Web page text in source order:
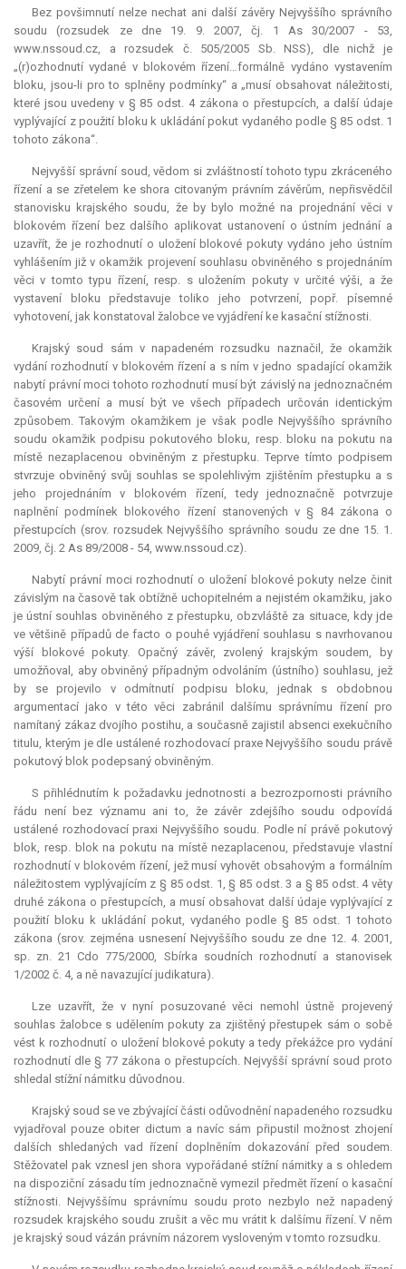
Bez povšimnutí nelze nechat ani další závěry Nejvyššího správního
soudu (rozsudek ze dne 19. 9. 2007, čj. 1 As 30/2007 - 53,
www.nssoud.cz, a rozsudek č. 505/2005 Sb. NSS), dle nichž je
„(r)ozhodnutí vydané v blokovém řízení…formálně vydáno vystavením
bloku, jsou-li pro to splněny podmínky“ a „musí obsahovat náležitosti,
které jsou uvedeny v § 85 odst. 4 zákona o přestupcích, a další údaje
vyplývající z použití bloku k ukládání pokut vydaného podle § 85 odst. 1
tohoto zákona“.
Nejvyšší správní soud, vědom si zvláštností tohoto typu zkráceného
řízení a se zřetelem ke shora citovaným právním závěrům, nepřisvědčil
stanovisku krajského soudu, že by bylo možné na projednání věci v
blokovém řízení bez dalšího aplikovat ustanovení o ústním jednání a
uzavřít, že je rozhodnutí o uložení blokové pokuty vydáno jeho ústním
vyhlášením již v okamžik projevení souhlasu obviněného s projednáním
věci v tomto typu řízení, resp. s uložením pokuty v určité výši, a že
vystavení bloku představuje toliko jeho potvrzení, popř. písemné
vyhotovení, jak konstatoval žalobce ve vyjádření ke kasační stížnosti.
Krajský soud sám v napadeném rozsudku naznačil, že okamžik
vydání rozhodnutí v blokovém řízení a s ním v jedno spadající okamžik
nabytí právní moci tohoto rozhodnutí musí být závislý na jednoznačném
časovém určení a musí být ve všech případech určován identickým
způsobem. Takovým okamžikem je však podle Nejvyššího správního
soudu okamžik podpisu pokutového bloku, resp. bloku na pokutu na
místě nezaplacenou obviněným z přestupku. Teprve tímto podpisem
stvrzuje obviněný svůj souhlas se spolehlivým zjištěním přestupku a s
jeho projednáním v blokovém řízení, tedy jednoznačně potvrzuje
naplnění podmínek blokového řízení stanovených v § 84 zákona o
přestupcích (srov. rozsudek Nejvyššího správního soudu ze dne 15. 1.
2009, čj. 2 As 89/2008 - 54, www.nssoud.cz).
Nabytí právní moci rozhodnutí o uložení blokové pokuty nelze činit
závislým na časově tak obtížně uchopitelném a nejistém okamžiku, jako
je ústní souhlas obviněného z přestupku, obzvláště za situace, kdy jde
ve většině případů de facto o pouhé vyjádření souhlasu s navrhovanou
výší blokové pokuty. Opačný závěr, zvolený krajským soudem, by
umožňoval, aby obviněný případným odvoláním (ústního) souhlasu, jež
by se projevilo v odmítnutí podpisu bloku, jednak s obdobnou
argumentací jako v této věci zabránil dalšímu správnímu řízení pro
namítaný zákaz dvojího postihu, a současně zajistil absenci exekučního
titulu, kterým je dle ustálené rozhodovací praxe Nejvyššího soudu právě
pokutový blok podepsaný obviněným.
S přihlédnutím k požadavku jednotnosti a bezrozpornosti právního
řádu není bez významu ani to, že závěr zdejšího soudu odpovídá
ustálené rozhodovací praxi Nejvyššího soudu. Podle ní právě pokutový
blok, resp. blok na pokutu na místě nezaplacenou, představuje vlastní
rozhodnutí v blokovém řízení, jež musí vyhovět obsahovým a formálním
náležitostem vyplývajícím z § 85 odst. 1, § 85 odst. 3 a § 85 odst. 4 věty
druhé zákona o přestupcích, a musí obsahovat další údaje vyplývající z
použití bloku k ukládání pokut, vydaného podle § 85 odst. 1 tohoto
zákona (srov. zejména usnesení Nejvyššího soudu ze dne 12. 4. 2001,
sp. zn. 21 Cdo 775/2000, Sbírka soudních rozhodnutí a stanovisek
1/2002 č. 4, a ně navazující judikatura).
Lze uzavřít, že v nyní posuzované věci nemohl ústně projevený
souhlas žalobce s udělením pokuty za zjištěný přestupek sám o sobě
vést k rozhodnutí o uložení blokové pokuty a tedy překážce pro vydání
rozhodnutí dle § 77 zákona o přestupcích. Nejvyšší správní soud proto
shledal stížní námitku důvodnou.
Krajský soud se ve zbývající části odůvodnění napadeného rozsudku
vyjadřoval pouze obiter dictum a navíc sám připustil možnost zhojení
dalších shledaných vad řízení doplněním dokazování před soudem.
Stěžovatel pak vznesl jen shora vypořádané stížní námitky a s ohledem
na dispoziční zásadu tím jednoznačně vymezil předmět řízení o kasační
stížnosti. Nejvyššímu správnímu soudu proto nezbylo než napadený
rozsudek krajského soudu zrušit a věc mu vrátit k dalšímu řízení. V něm
je krajský soud vázán právním názorem vysloveným v tomto rozsudku.